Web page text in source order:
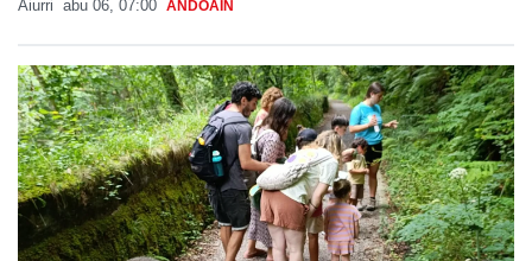
Aiurri abu 06, 07:00 ANDOAIN